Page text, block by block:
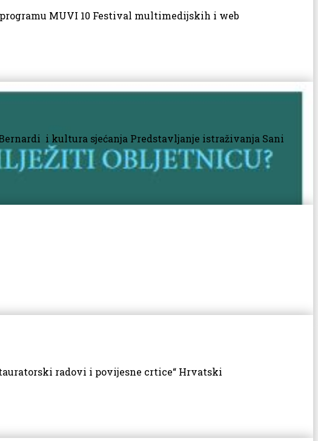
MUVI 10 Festival multimedijskih i web
i kultura sjećanja Predstavljanje istraživanja Sani
radovi i povijesne crtice“ Hrvatski